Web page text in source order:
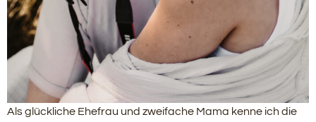
Als glückliche Ehefrau und zweifache Mama kenne ich die